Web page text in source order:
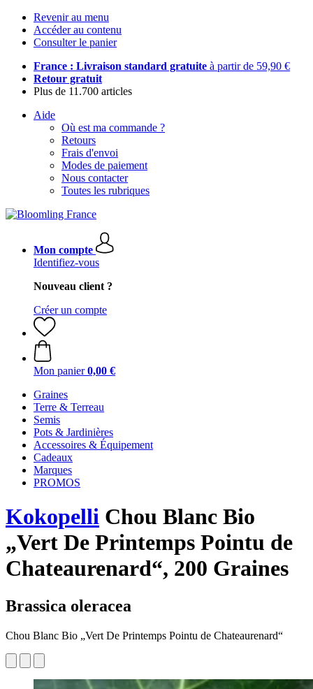
Revenir au menu
Accéder au contenu
Consulter le panier
France : Livraison standard gratuite à partir de 59,90 €
Retour gratuit
Plus de 11.700 articles
Aide
Où est ma commande ?
Retours
Frais d'envoi
Modes de paiement
Nous contacter
Toutes les rubriques
Mon compte
Identifiez-vous
Nouveau client ?
Créer un compte
Mon panier 0,00 €
Graines
Terre & Terreau
Semis
Pots & Jardinières
Accessoires & Équipement
Cadeaux
Marques
PROMOS
Kokopelli Chou Blanc Bio
„Vert De Printemps Pointu de
Chateaurenard“, 200 Graines
Brassica oleracea
Chou Blanc Bio „Vert De Printemps Pointu de Chateaurenard“